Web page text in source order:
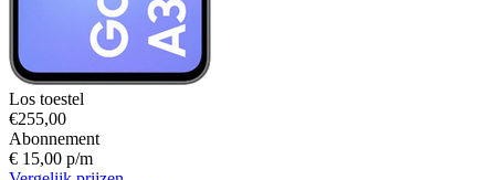
Los toestel
€255,00
Abonnement
€ 15,00 p/m